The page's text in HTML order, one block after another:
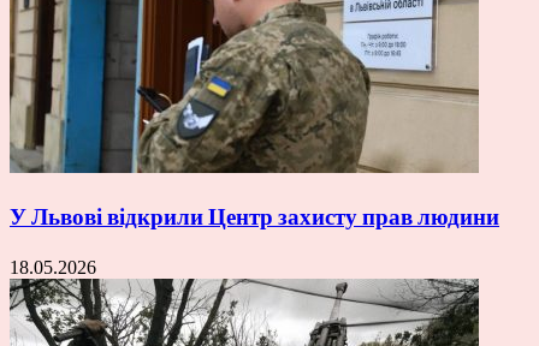
У Львові відкрили Центр захисту прав людини
18.05.2026